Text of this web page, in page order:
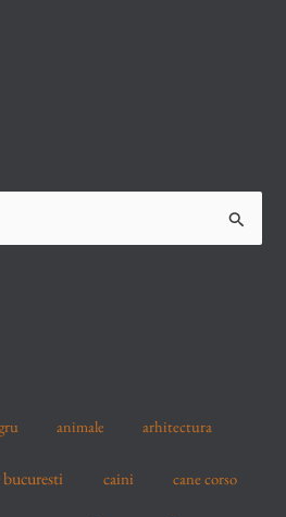
animale arhitectura
bucuresti caini cane corso